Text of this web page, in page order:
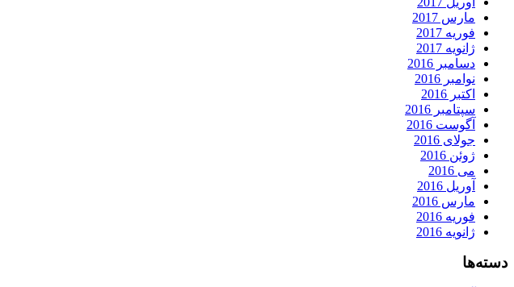
مارس 2017
فوریه 2017
ژانویه 2017
دسامبر 2016
نوامبر 2016
اکتبر 2016
سپتامبر 2016
آگوست 2016
جولای 2016
ژوئن 2016
می 2016
آوریل 2016
مارس 2016
فوریه 2016
ژانویه 2016
دسته‌ها